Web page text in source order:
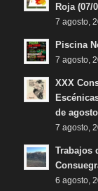
Roja (07/
7 agosto,
Piscina
7 agosto,
XXX
de
7 agosto,
Trabajos
6 agosto,